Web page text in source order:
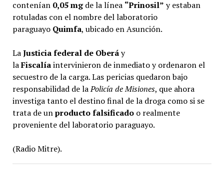
contenían 0,05 mgde la línea “Prinosil” y estaban
rotuladas con el nombre del laboratorio
paraguayo Quimfa, ubicado en Asunción.
LaJusticia federal de Oberáy
laFiscalíaintervinieron de inmediato y ordenaron el
secuestro de la carga. Las pericias quedaron bajo
responsabilidad de laPolicía de Misiones, que ahora
investiga tanto el destino final de la droga como si se
trata de unproductofalsificadoo realmente
proveniente del laboratorio paraguayo.
(Radio Mitre).